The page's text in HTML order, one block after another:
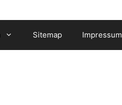
Sitemap Impressum